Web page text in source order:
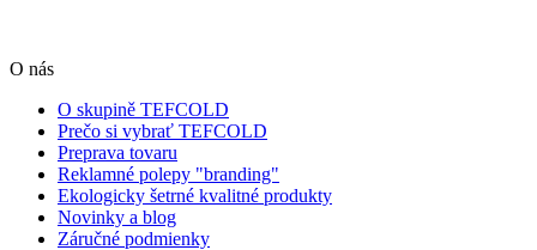
O nás
O skupině TEFCOLD
Prečo si vybrať TEFCOLD
Preprava tovaru
Reklamné polepy "branding"
Ekologicky šetrné kvalitné produkty
Novinky a blog
Záručné podmienky